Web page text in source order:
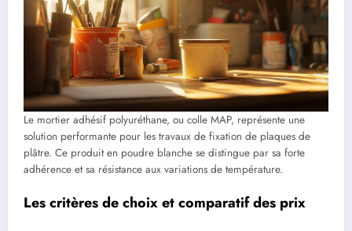
Le mortier adhésif polyuréthane, ou colle MAP, représente une
solution performante pour les travaux de fixation de plaques de
plâtre. Ce produit en poudre blanche se distingue par sa forte
adhérence et sa résistance aux variations de température.
Les critères de choix et comparatif des prix